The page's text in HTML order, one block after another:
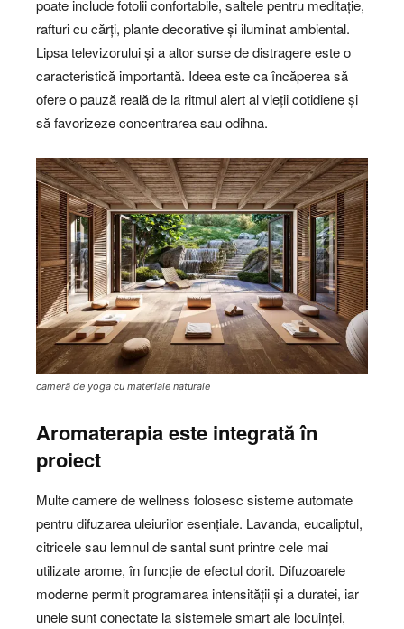
poate include fotolii confortabile, saltele pentru meditație,
rafturi cu cărți, plante decorative și iluminat ambiental.
Lipsa televizorului și a altor surse de distragere este o
caracteristică importantă. Ideea este ca încăperea să
ofere o pauză reală de la ritmul alert al vieții cotidiene și
să favorizeze concentrarea sau odihna.
cameră de yoga cu materiale naturale
Aromaterapia este integrată în
proiect
Multe camere de wellness folosesc sisteme automate
pentru difuzarea uleiurilor esențiale. Lavanda, eucaliptul,
citricele sau lemnul de santal sunt printre cele mai
utilizate arome, în funcție de efectul dorit. Difuzoarele
moderne permit programarea intensității și a duratei, iar
unele sunt conectate la sistemele smart ale locuinței,